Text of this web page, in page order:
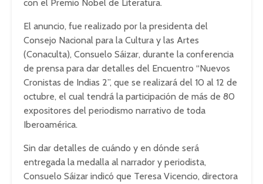
con el Premio Nobel de Literatura.
El anuncio, fue realizado por la presidenta del
Consejo Nacional para la Cultura y las Artes
(Conaculta), Consuelo Sáizar, durante la conferencia
de prensa para dar detalles del Encuentro “Nuevos
Cronistas de Indias 2”, que se realizará del 10 al 12 de
octubre, el cual tendrá la participación de más de 80
expositores del periodismo narrativo de toda
Iberoamérica.
Sin dar detalles de cuándo y en dónde será
entregada la medalla al narrador y periodista,
Consuelo Sáizar indicó que Teresa Vicencio, directora